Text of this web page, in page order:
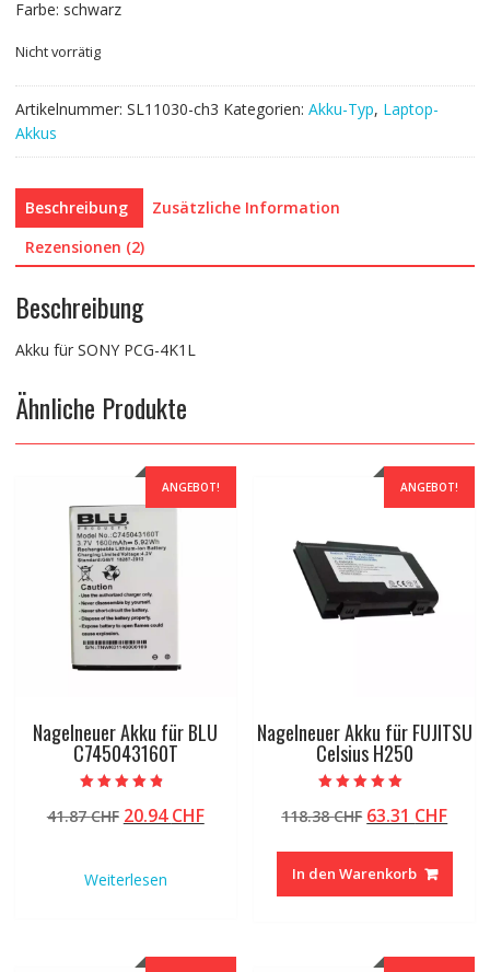
Farbe: schwarz
Nicht vorrätig
Artikelnummer: SL11030-ch3 Kategorien: Akku-Typ, Laptop-
Akkus
Beschreibung
Zusätzliche Information
Rezensionen (2)
Beschreibung
Akku für SONY PCG-4K1L
Ähnliche Produkte
ANGEBOT!
Nagelneuer Akku für BLU
C745043160T
4.50
von 5
41.87CHF Ursprünglicher
41.87 CHF
20.94CHFAktueller
Weiterlesen
ANGEBOT!
Nagelneuer Akku für FUJITSU
Celsius H250
5.00
von 5
118.38CHF
war:
118.38 CHF
63.31 CHF
In den Warenkorb